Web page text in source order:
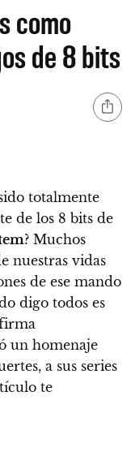
como
de 8 bits
totalmente
de los 8 bits de
? Muchos
nuestras vidas
de ese mando
digo todos es
un homenaje
a sus series
te